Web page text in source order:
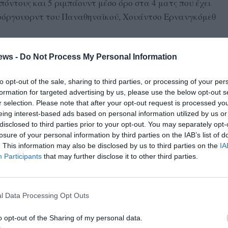
- Do Not Process My Personal Information
opt-out of the sale, sharing to third parties, or processing of your
for targeted advertising by us, please use the below opt-out
selection. Please note that after your opt-out request is processed
interest-based ads based on personal information utilized by us
to third parties prior to your opt-out. You may separately
of your personal information by third parties on the IAB’s list of
This information may also be disclosed by us to third parties on the
Participants that may further disclose it to other third parties.
Data Processing Opt Outs
opt-out of the Sharing of my personal data.
και 5 ριμπάουντ μέσο όρο στα 4 ματς που έχει
του Παναθηναϊκού, Χουάντσο Ερνανγκόμεθ
φόργουορντ των Μέμφις Γκρίζλις, Σάντι Αλντάμα, με
όρο σε 4 ματς στο Ευρωμπάσκετ.
ο 19χρονος πόιντ γκαρντ της Βαλένιοα, Σέρχιο δε
της Μπαρτσελόνα, Ντάριο Μπριθουέλα,
έναντι της Ισπανίας. Μόνο στα ριμπάουντ θα
Ισπανία να μετρά 38,5 έναντι 34,5 της Ελλάδας.
85,5 πόντους μέσο όρο σε αυτά τα 4 ματς στη
Με την επιστροφή του “Greek Freak” εν συγκρίσει με
η εθνική μπορεί να υπολογίζει σε… 29 πόντους
ο Γιάννης Αντετοκούνμπο, στα δύο ματς κόντρα σε